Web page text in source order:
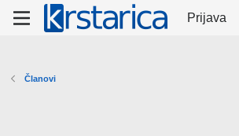
Prijava
Članovi